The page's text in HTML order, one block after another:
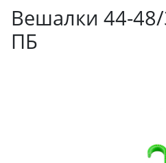
Вешалки 44-
ПБ